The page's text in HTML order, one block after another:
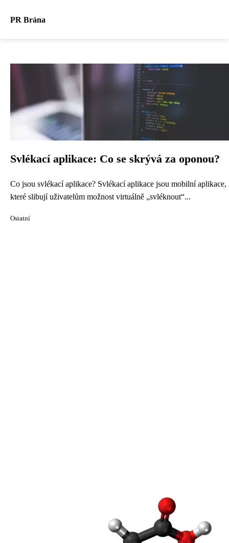
PR Brána
Svlékací aplikace: Co se skrývá za oponou?
Co jsou svlékací aplikace? Svlékací aplikace jsou mobilní aplikace,
které slibují uživatelům možnost virtuálně „svléknout“...
Ostatní